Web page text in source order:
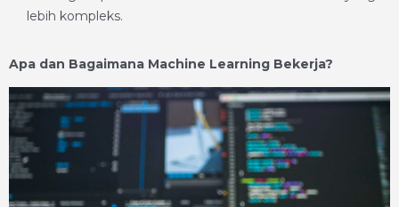
lebih kompleks.
Apa dan Bagaimana Machine Learning Bekerja?